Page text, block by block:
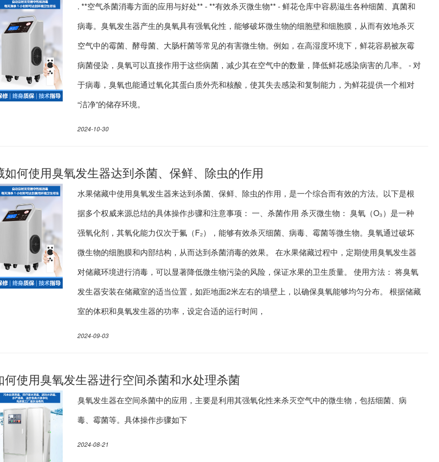
. **空气杀菌消毒方面的应用与好处** - **有效杀灭微生物** - 鲜花仓库中容易滋生各种细菌、真菌和
病毒。臭氧发生器产生的臭氧具有强氧化性，能够破坏微生物的细胞壁和细胞膜，从而有效地杀灭
空气中的霉菌、酵母菌、大肠杆菌等常见的有害微生物。例如，在高湿度环境下，鲜花容易被灰霉
病菌侵染，臭氧可以直接作用于这些病菌，减少其在空气中的数量，降低鲜花感染病害的几率。 - 对
于病毒，臭氧也能通过氧化其蛋白质外壳和核酸，使其失去感染和复制能力，为鲜花提供一个相对
“洁净”的储存环境。
2024-10-30
如何使用臭氧发生器达到杀菌、保鲜、除虫的作用
水果储藏中使用臭氧发生器来达到杀菌、保鲜、除虫的作用，是一个综合而有效的方法。以下是根
据多个权威来源总结的具体操作步骤和注意事项： 一、杀菌作用 杀灭微生物： 臭氧（O₃）是一种
强氧化剂，其氧化能力仅次于氟（F₂），能够有效杀灭细菌、病毒、霉菌等微生物。臭氧通过破坏
微生物的细胞膜和内部结构，从而达到杀菌消毒的效果。 在水果储藏过程中，定期使用臭氧发生器
对储藏环境进行消毒，可以显著降低微生物污染的风险，保证水果的卫生质量。 使用方法： 将臭氧
发生器安装在储藏室的适当位置，如距地面2米左右的墙壁上，以确保臭氧能够均匀分布。 根据储藏
室的体积和臭氧发生器的功率，设定合适的运行时间，
2024-09-03
何使用臭氧发生器进行空间杀菌和水处理杀菌
臭氧发生器在空间杀菌中的应用，主要是利用其强氧化性来杀灭空气中的微生物，包括细菌、病
毒、霉菌等。具体操作步骤如下
2024-08-21